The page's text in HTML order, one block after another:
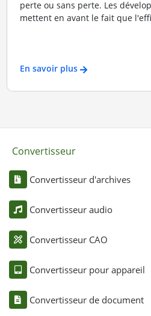
perte ou sans perte. Les
mettent en avant le fait que
En savoir plus
Convertisseur
Convertisseur d'archives
Convertisseur audio
Convertisseur CAO
Convertisseur pour appareil
Convertisseur de document